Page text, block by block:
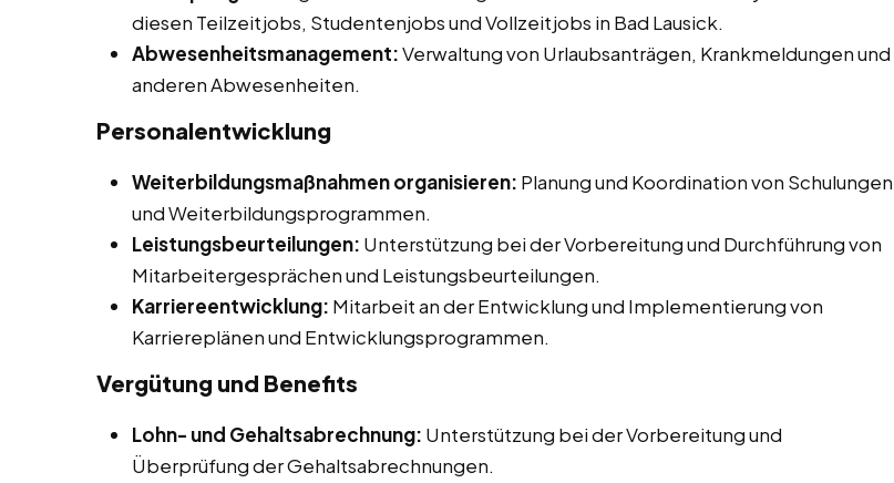
diesen Teilzeitjobs, Studentenjobs und Vollzeitjobs in Bad Lausick.
Abwesenheitsmanagement:Verwaltung von Urlaubsanträgen, Krankmeldungen und
anderen Abwesenheiten.
Personalentwicklung
Weiterbildungsmaßnahmen organisieren: Planung und Koordination von Schulungen
und Weiterbildungsprogrammen.
Leistungsbeurteilungen: Unterstützung bei der Vorbereitung und Durchführung von
Mitarbeitergesprächen und Leistungsbeurteilungen.
Karriereentwicklung: Mitarbeit an der Entwicklung und Implementierung von
Karriereplänen und Entwicklungsprogrammen.
Vergütung und Benefits
Lohn- und Gehaltsabrechnung: Unterstützung bei der Vorbereitung und
Überprüfung der Gehaltsabrechnungen.